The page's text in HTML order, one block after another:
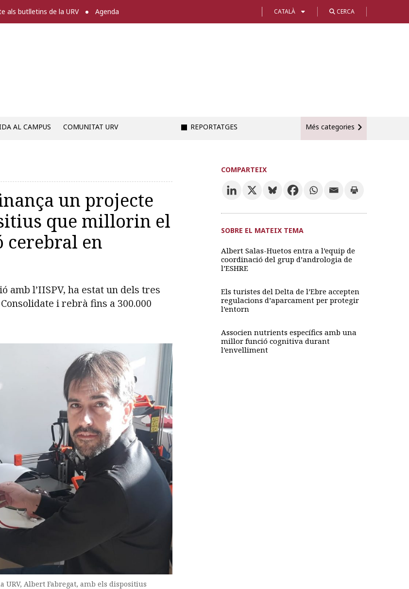
als butlletins de la URV Agenda CATALÀ CERCA
AL CAMPUS COMUNITAT URV REPORTATGES Més categories
un projecte
que millorin el
cerebral en
amb l’IISPV, ha estat un dels tres
i rebrà fins a 300.000
Albert Fabregat, amb els dispositius
COMPARTEIX
SOBRE EL MATEIX TEMA
Albert Salas-Huetos entra a l’equip de
coordinació del grup d’andrologia de
l’ESHRE
Els turistes del Delta de l’Ebre accepten
regulacions d’aparcament per protegir
l’entorn
Associen nutrients específics amb una
millor funció cognitiva durant
l’envelliment